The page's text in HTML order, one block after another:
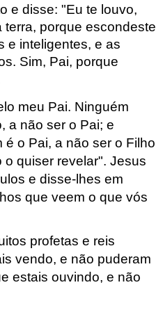
e disse: "Eu te louvo,
porque escondeste
e inteligentes, e as
Sim, Pai, porque
meu Pai. Ninguém
a não ser o Pai; e
o Pai, a não ser o Filho
o quiser revelar". Jesus
e disse-lhes em
que veem o que vós
profetas e reis
vendo, e não puderam
estais ouvindo, e não